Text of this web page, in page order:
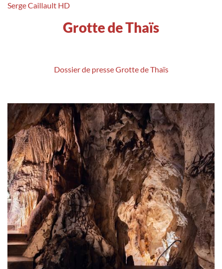
Serge Caillault HD
Grotte de Thaïs
Dossier de presse Grotte de Thaïs